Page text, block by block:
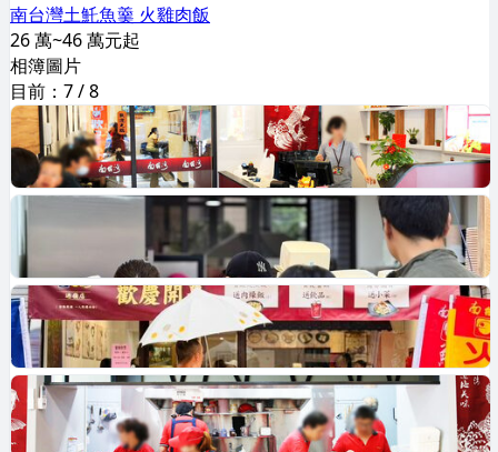
南台灣土魠魚羹 火雞肉飯
26 萬~46 萬元起
相簿圖片
目前： 7/8